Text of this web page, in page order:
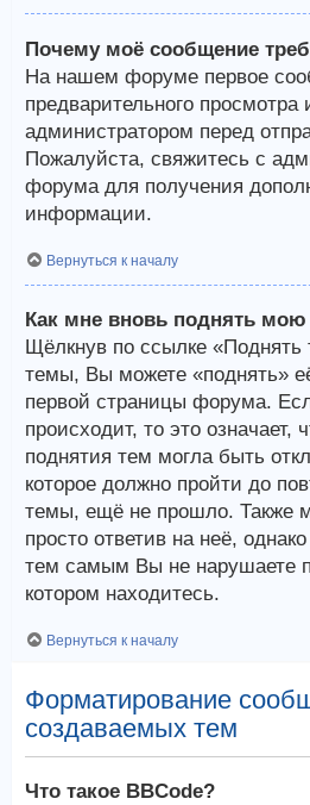
Почему моё сообщение
На нашем форуме первое
предварительного просмотра
администратором перед
Пожалуйста, свяжитесь с
форума для получения
информации.
Вернуться к началу
Как мне вновь поднять мою
Щёлкнув по ссылке «Поднять
темы, Вы можете «поднять»
первой страницы форума.
происходит, то это означает,
поднятия тем могла быть
которое должно пройти до
темы, ещё не прошло. Также
просто ответив на неё,
тем самым Вы не нарушаете
котором находитесь.
Вернуться к началу
Форматирование
создаваемых тем
Что такое BBCode?